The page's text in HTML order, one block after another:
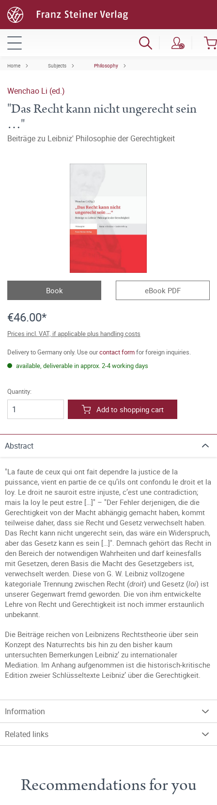
Home Subjects Philosophy
Wenchao Li (ed.)
"Das Recht kann nicht ungerecht sein
…"
Beiträge zu Leibniz' Philosophie der Gerechtigkeit
Book eBook PDF
€46.00*
Prices incl. VAT, if applicable plus handling costs
Delivery to Germany only. Use ourcontact formfor foreign inquiries.
available, deliverable in approx. 2-4 working days
Quantity:
Add to shopping cart
Abstract
"La faute de ceux qui ont fait dependre la justice de la
puissance, vient en partie de ce qu’ils ont confondu le droit et la
loy. Le droit ne sauroit estre injuste, c’est une contradiction;
mais la loy le peut estre […]" – "Der Fehler derjenigen, die die
Gerechtigkeit von der Macht abhängig gemacht haben, kommt
teilweise daher, dass sie Recht und Gesetz verwechselt haben.
Das Recht kann nicht ungerecht sein, das wäre ein Widerspruch,
aber das Gesetz kann es sein […]". Demnach gehört das Recht in
den Bereich der notwendigen Wahrheiten und darf keinesfalls
mit Gesetzen, deren Basis die Macht des Gesetzgebers ist,
verwechselt werden. Diese von G. W. Leibniz vollzogene
kategoriale Trennung zwischen Recht (droit) und Gesetz (loi) ist
unserer Gegenwart fremd geworden. Die von ihm entwickelte
Lehre von Recht und Gerechtigkeit ist noch immer erstaunlich
unbekannt.
Die Beiträge reichen von Leibnizens Rechtstheorie über sein
Konzept des Naturrechts bis hin zu den bisher kaum
untersuchten Bemerkungen Leibniz’ zu internationaler
Mediation. Im Anhang aufgenommen ist die historisch-kritische
Edition zweier Schlüsseltexte Leibniz’ über die Gerechtigkeit.
Information
Related links
Recommendations for you